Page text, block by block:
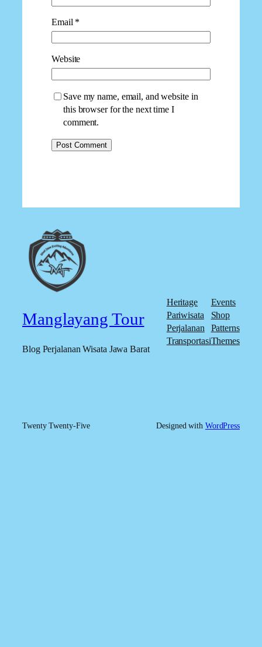
Email *
Website
Save my name, email, and website in
this browser for the next time I
comment.
Manglayang Tour
Blog Perjalanan Wisata Jawa Barat
Heritage
Pariwisata
Perjalanan
Transportasi
Events
Shop
Patterns
Themes
Twenty Twenty-Five Designed with WordPress